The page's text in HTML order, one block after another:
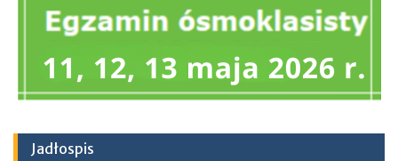
Jadłospis